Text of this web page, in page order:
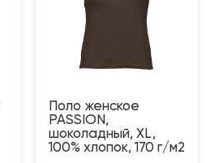
Поло женское
PASSION,
шоколадный, XL,
100% хлопок, 170 г/м2